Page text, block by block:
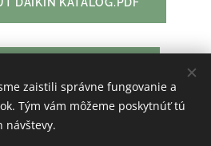
DAIKIN KATALÓG.PDF
zaistili správne fungovanie a
Tým vám môžeme poskytnúť tú
návštevy.